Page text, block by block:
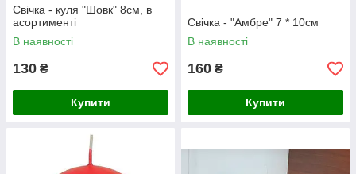
Свічка - куля "Шовк" 8см, в
асортименті
В наявності
130 ₴
Купити
Свічка - "Амбре" 7 * 10см
В наявності
160 ₴
Купити